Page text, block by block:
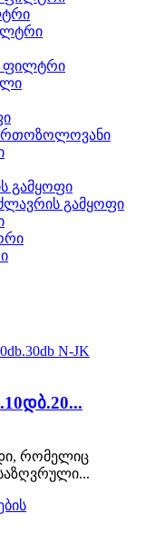
ფილტრი
გამყოფი
გამყოფი
რომელიც